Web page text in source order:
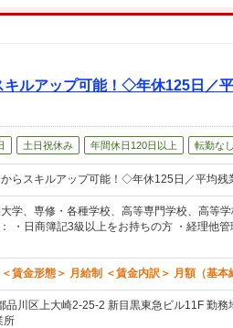
ルアップ可能！◇年休125日／
土日祝休み 年間休日120日以上 転勤な
らスキルアップ可能！◇年休125日／平均
学、専修・各種学校、高等専門学校、高等
・日商簿記3級以上をお持ちの方 ・経理他
賃金形態＞ 月給制 ＜賃金内訳＞ 月額（基本
品川区上大崎2-25-2 新目黒東急ビル11F 勤
所